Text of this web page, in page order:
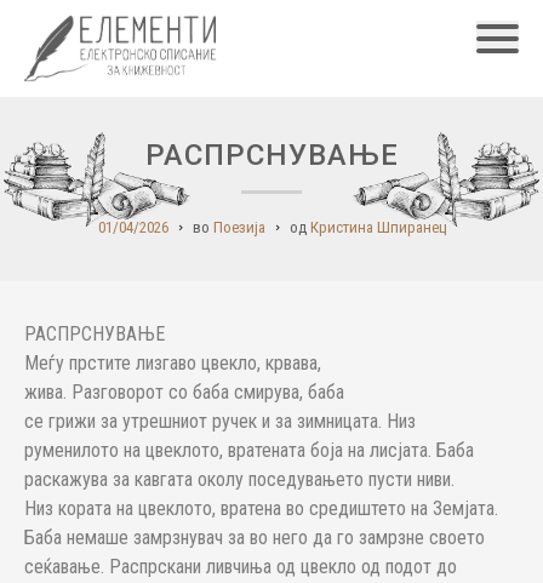
РАСПРСНУВАЊЕ
01/04/2026 во Поезија од Кристина Шпиранец
РАСПРСНУВАЊЕ
Меѓу прстите лизгаво цвекло, крвава,
жива. Разговорот со баба смирува, баба
се грижи за утрешниот ручек и за зимницата. Низ
руменилото на цвеклото, вратената боја на лисјата. Баба
раскажува за кавгата околу поседувањето пусти ниви.
Низ кората на цвеклото, вратена во средиштето на Земјата.
Баба немаше замрзнувач за во него да го замрзне своето
сеќавање. Распрскани ливчиња од цвекло од подот до